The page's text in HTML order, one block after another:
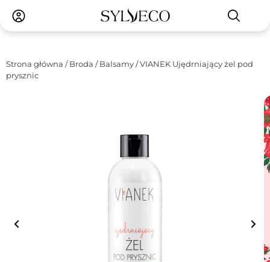
Strona główna /Broda /Balsamy/ VIANEK Ujędrniający żel pod
prysznic